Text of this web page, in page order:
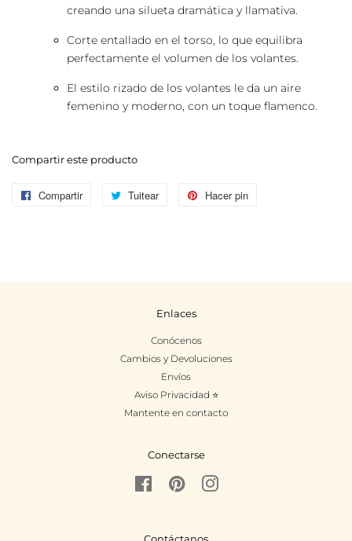
creando una silueta dramática y llamativa.
Corte entallado en el torso, lo que equilibra
perfectamente el volumen de los volantes.
El estilo rizado de los volantes le da un aire
femenino y moderno, con un toque flamenco.
Compartir este producto
Compartir
CompartirTuitear
Tuitear Hacer pin
Enlaces
Conócenos
Cambios y Devoluciones
Envíos
Aviso Privacidad ⭐
Mantente en contacto
Conectarse
FacebookPinterestInstagram
Contáctanos